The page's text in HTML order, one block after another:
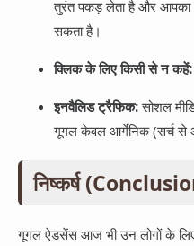
तुरंत पकड़ लेता है और
सकता है।
क्लिक के लिए किसी से न कहें:
इनवैलिड ट्रैफिक:सोशल
गूगल केवल आर्गेनिक (सर्च से
निष्कर्ष
गूगल ऐडसेंस आज भी उन लोगों के लिए